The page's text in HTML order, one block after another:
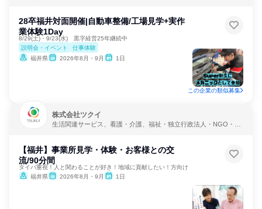
28卒福井対面開催|自動車整備/工場見学+実作
業体験1Day
8/29(土)・9/23(水) 黒字経営25年継続中
説明会・イベント
仕事体験
福井県
2026年8月・9月 1日
この企業の類似募集
株式会社ツクイ
生活関連サービス、看護・介護、福祉・独立行政法人・NGO・N
【福井】事業所見学・体験・お客様との交
流/90分間
タイパ重視！人と関わることが好き！地域に貢献したい！方向け
福井県
2026年8月・9月 1日